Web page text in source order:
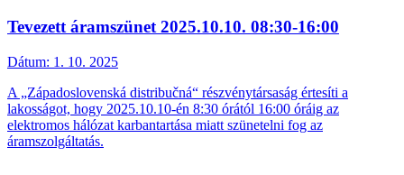
Tevezett áramszünet 2025.10.10. 08:30-16:00
Dátum: 1. 10. 2025
A „Západoslovenská distribučná“ részvénytársaság értesíti a
lakosságot, hogy 2025.10.10-én 8:30 órától 16:00 óráig az
elektromos hálózat karbantartása miatt szünetelni fog az
áramszolgáltatás.